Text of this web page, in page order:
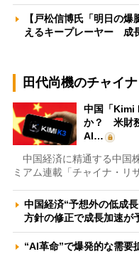
【戸松信博氏「明日の
えるキープレーヤー 成
田代尚機のチャイ
中国「Kimi
か？ 米財
AI…
中国経済に精通する中国
ミアム連載「チャイナ・リ
中国経済“予想外の低成
方針の修正で成長加速が
“AI革命”で爆発的な需要